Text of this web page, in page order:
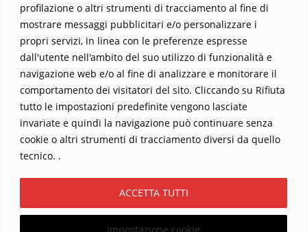
profilazione o altri strumenti di tracciamento al fine di
mostrare messaggi pubblicitari e/o personalizzare i
propri servizi, in linea con le preferenze espresse
dall'utente nell'ambito del suo utilizzo di funzionalità e
navigazione web e/o al fine di analizzare e monitorare il
comportamento dei visitatori del sito. Cliccando su Rifiuta
tutto le impostazioni predefinite vengono lasciate
invariate e quindi la navigazione può continuare senza
cookie o altri strumenti di tracciamento diversi da quello
tecnico. .
Impostazione cookie
ACCETTA TUTTI
Home Contatti
Sostieni La Buona Parola – dona 5 €, 10 €, 25 €… il tuo contributo
I viaggi dell’anima
Catechesi
Informativa Privacy